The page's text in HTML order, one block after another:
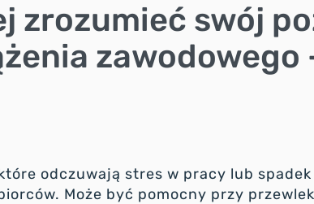
zrozumieć swój
zawodowego
odczuwają stres w pracy lub
Może być pomocny przy